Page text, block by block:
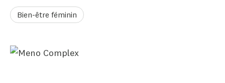
Bien-être féminin